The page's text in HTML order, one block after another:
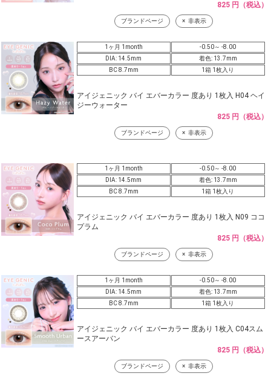
825 円（税込）
ブランドページ 非表示
1ヶ月 1month
-0.50～ -8.00
DIA: 14.5mm
着色: 13.7mm
BC 8.7mm
1箱 1枚入り
アイジェニック バイ エバーカラー 度あり 1枚入 H04 ヘイ
ジーウォーター
825 円（税込）
ブランドページ 非表示
1ヶ月 1month
-0.50～ -8.00
DIA: 14.5mm
着色: 13.7mm
BC 8.7mm
1箱 1枚入り
アイジェニック バイ エバーカラー 度あり 1枚入 N09 ココ
プラム
825 円（税込）
ブランドページ 非表示
1ヶ月 1month
-0.50～ -8.00
DIA: 14.5mm
着色: 13.7mm
BC 8.7mm
1箱 1枚入り
アイジェニック バイ エバーカラー 度あり 1枚入 C04スム
ースアーバン
825 円（税込）
ブランドページ 非表示